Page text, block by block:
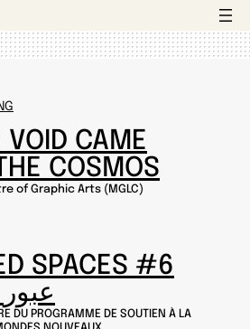
VOID CAME
COSMOS
of Graphic Arts (MGLC)
SPACES #6
OUBOUR | عبور
DU PROGRAMME DE SOUTIEN À LA